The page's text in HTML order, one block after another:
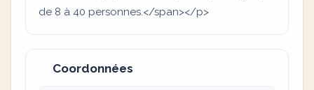
de 8 à 40 personnes.</span></p>
Coordonnées